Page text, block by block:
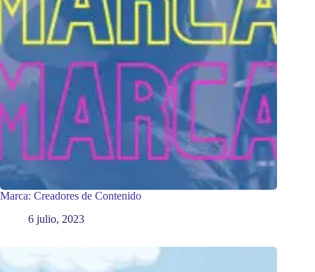
Marca: Creadores de Contenido
6 julio, 2023